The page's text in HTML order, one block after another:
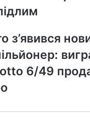
з’явився
6/49